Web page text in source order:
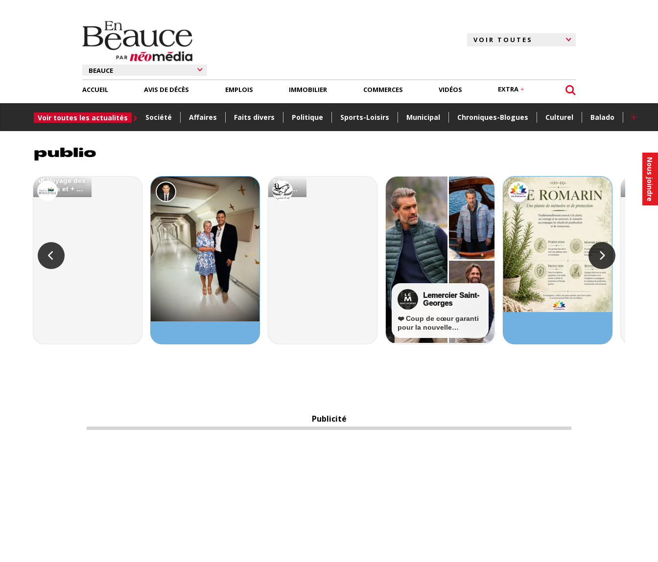
Nous joindre
ACCUEIL
Voir toutes les actualités Société Affaires Faits divers Politique Sports-Loisirs Municipal Chroniques-Blogues Culturel Balado +
AVIS DE DÉCÈS EMPLOIS IMMOBILIER COMMERCES VIDÉOS EXTRA
Publicité